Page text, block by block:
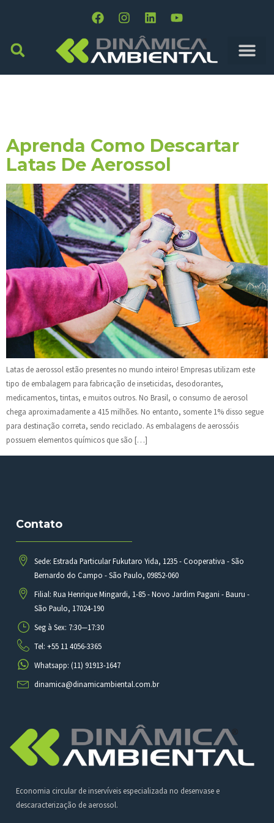
Aprenda Como Descartar
Latas De Aerossol
Latas de aerossol estão presentes no mundo inteiro! Empresas utilizam este
tipo de embalagem para fabricação de inseticidas, desodorantes,
medicamentos, tintas, e muitos outros. No Brasil, o consumo de aerosol
chega aproximadamente a 415 milhões. No entanto, somente 1% disso segue
para destinação correta, sendo reciclado. As embalagens de aerossóis
possuem elementos químicos que são […]
Economia circular de inservíveis especializada no desenvase e
descaracterização de aerossol.
Contato
Sede: Estrada Particular Fukutaro Yida, 1235 - Cooperativa - São
Bernardo do Campo - São Paulo, 09852-060
Filial: Rua Henrique Mingardi, 1-85 - Novo Jardim Pagani - Bauru -
São Paulo, 17024-190
Seg à Sex: 7:30—17:30
Tel: +55 11 4056-3365
Whatsapp: (11) 91913-1647
dinamica@dinamicambiental.com.br